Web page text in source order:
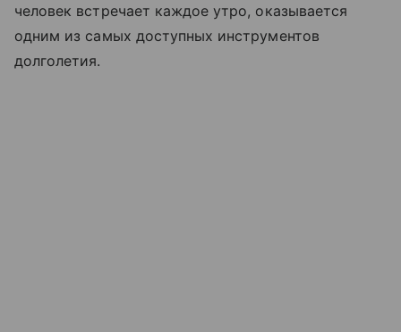
человек встречает каждое утро, оказывается
одним из самых доступных инструментов
долголетия.